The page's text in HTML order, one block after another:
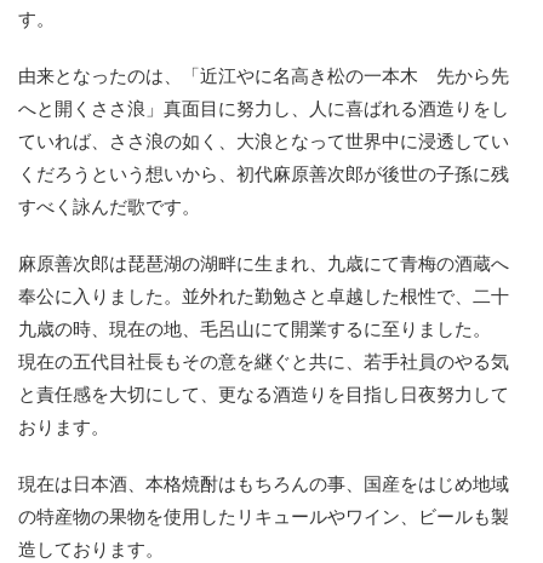
す。
由来となったのは、「近江やに名高き松の一本木 先から先
へと開くささ浪」真面目に努力し、人に喜ばれる酒造りをし
ていれば、ささ浪の如く、大浪となって世界中に浸透してい
くだろうという想いから、初代麻原善次郎が後世の子孫に残
すべく詠んだ歌です。
麻原善次郎は琵琶湖の湖畔に生まれ、九歳にて青梅の酒蔵へ
奉公に入りました。並外れた勤勉さと卓越した根性で、二十
九歳の時、現在の地、毛呂山にて開業するに至りました。
現在の五代目社長もその意を継ぐと共に、若手社員のやる気
と責任感を大切にして、更なる酒造りを目指し日夜努力して
おります。
現在は日本酒、本格焼酎はもちろんの事、国産をはじめ地域
の特産物の果物を使用したリキュールやワイン、ビールも製
造しております。